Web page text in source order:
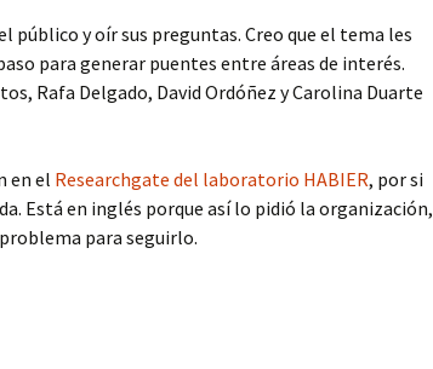
público y oír sus preguntas. Creo que el tema les
para generar puentes entre áreas de interés.
Rafa Delgado, David Ordóñez y Carolina Duarte
en el Researchgate del laboratorio HABIER, por si
Está en inglés porque así lo pidió la organización,
para seguirlo.